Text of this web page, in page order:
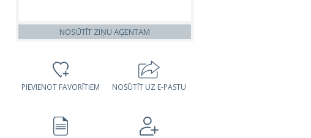
NOSŪTĪT ZIŅU AĢENTAM
PIEVIENOT FAVORĪTIEM NOSŪTĪT UZ E-PASTU